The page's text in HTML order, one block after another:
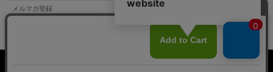
メルマガ登録
表示：スマートフォン｜PC